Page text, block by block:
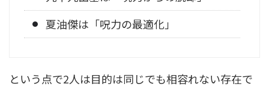
夏油傑は「呪力の最適化」
という点で2人は目的は同じでも相容れない存在で